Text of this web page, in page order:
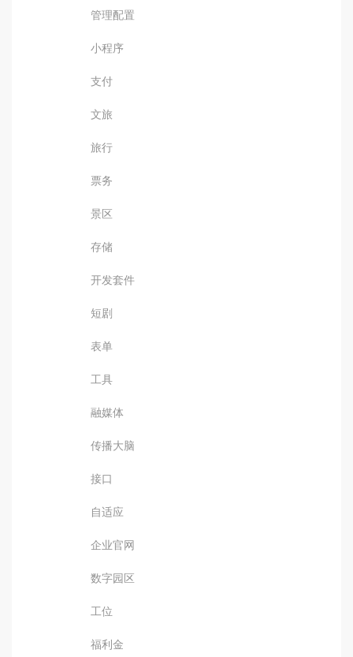
管理配置
小程序
支付
文旅
旅行
票务
景区
存储
开发套件
短剧
表单
工具
融媒体
传播大脑
接口
自适应
企业官网
数字园区
工位
福利金